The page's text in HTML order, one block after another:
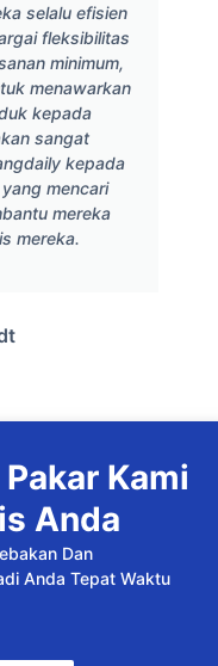
selalu efisien
fleksibilitas
minimum,
menawarkan
kepada
sangat
kepada
mencari
mereka
mereka.
Kami
Anda
Dan
Anda Tepat Waktu